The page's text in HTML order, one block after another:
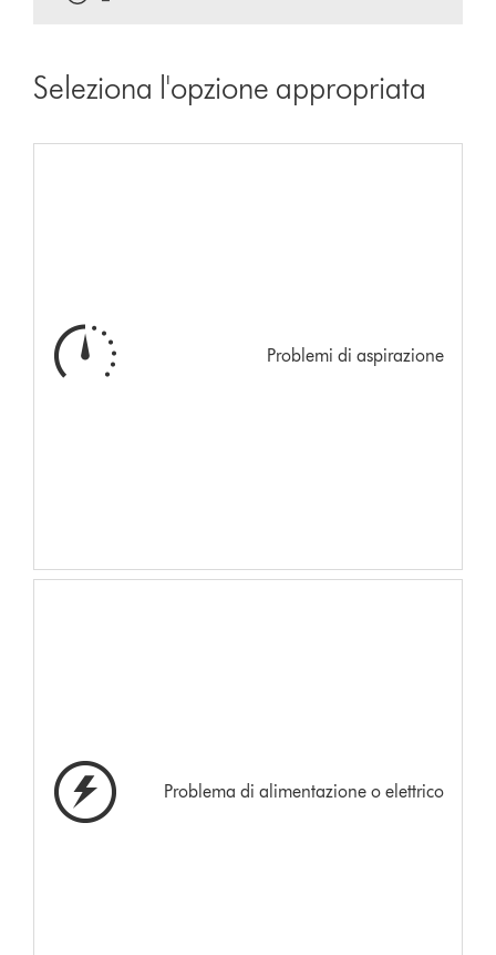
Seleziona l'opzione appropriata
Problemi di aspirazione
Problema di alimentazione o elettrico